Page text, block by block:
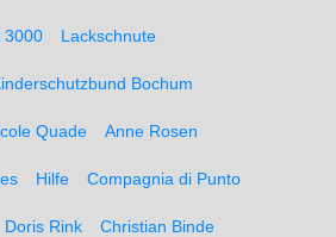
3000 Lackschnute
Bochum
Quade Anne Rosen
Hilfe Compagnia di Punto
Doris Rink Christian Binde